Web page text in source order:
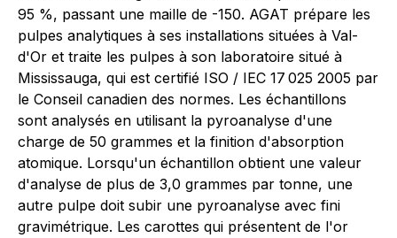
95 %, passant une maille de -150. AGAT prépare les
pulpes analytiques à ses installations situées à Val-
d'Or et traite les pulpes à son laboratoire situé à
Mississauga, qui est certifié ISO / IEC 17 025 2005 par
le Conseil canadien des normes. Les échantillons
sont analysés en utilisant la pyroanalyse d'une
charge de 50 grammes et la finition d'absorption
atomique. Lorsqu'un échantillon obtient une valeur
d'analyse de plus de 3,0 grammes par tonne, une
autre pulpe doit subir une pyroanalyse avec fini
gravimétrique. Les carottes qui présentent de l'or